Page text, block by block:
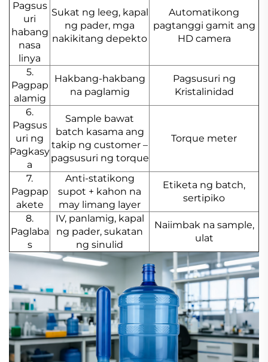
Pagsus
uri
habang
nasa
linya
Sukat ng leeg, kapal
ng pader, mga
nakikitang depekto
Automatikong
pagtanggi gamit ang
HD camera
5.
Pagpap
alamig
Hakbang-hakbang
na paglamig
Pagsusuri ng
Kristalinidad
6.
Pagsus
uri ng
Pagkasy
a
Sample bawat
batch kasama ang
takip ng customer –
pagsusuri ng torque
Torque meter
7.
Pagpap
akete
Anti-statikong
supot + kahon na
may limang layer
Etiketa ng batch,
sertipiko
8.
Paglaba
s
IV, panlamig, kapal
ng pader, sukatan
ng sinulid
Naiimbak na sample,
ulat